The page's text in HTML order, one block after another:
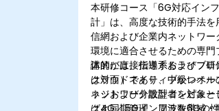
本研修コース「6G対応イン
計」は、高度な技術的手法
信網および企業内ネットワ
環境に適合させるための専
体的には、伝送系およびフ
クラウドネイティブかつオ
ッジおよび分散型コンピュ
グと同期管理、周波数帯域
講師が直接指導するライブ
は対面）であり、中級レベ
ネットワーク設計者を対象
は4G／5Gインフラを6Gの